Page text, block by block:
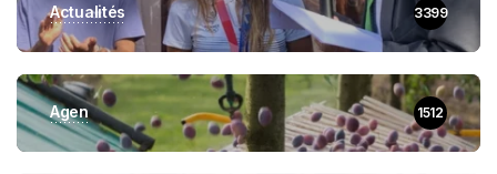
Actualités 3399
Agen 1512